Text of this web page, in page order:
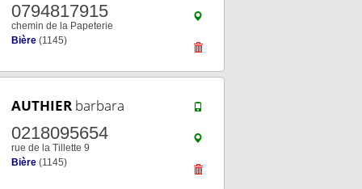
0794817915
chemin de la Papeterie
Bière (1145)
AUTHIER barbara
0218095654
rue de la Tillette 9
Bière (1145)